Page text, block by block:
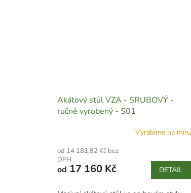
Akátový stůl VZA - SRUBOVÝ -
ručně vyrobený - S01
Vyrábíme na míru
od 14 181,82 Kč bez
DPH
od 17 160 Kč DETAIL